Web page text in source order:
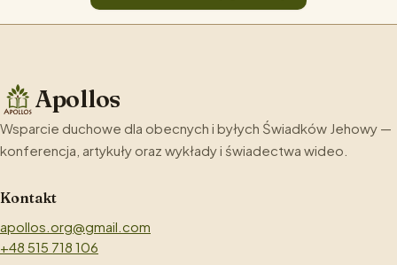
Apollos
Wsparcie duchowe dla obecnych i byłych Świadków Jehowy —
konferencja, artykuły oraz wykłady i świadectwa wideo.
Kontakt
apollos.org@gmail.com
+48 515 718 106